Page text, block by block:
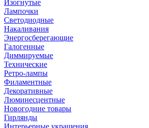
Изогнутые
Лампочки
Светодиодные
Накаливания
Энергосберегающие
Галогенные
Диммируемые
Технические
Ретро-лампы
Филаментные
Декоративные
Люминесцентные
Новогодние товары
Гирлянды
Интерьерные украшения